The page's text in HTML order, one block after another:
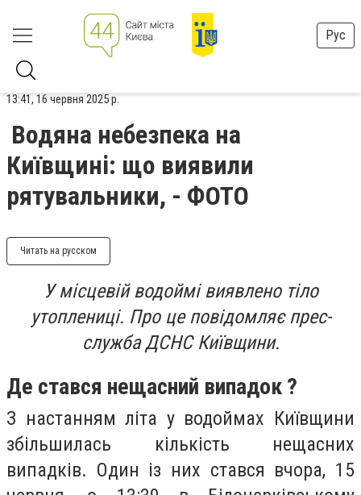
Рус
13:41, 16 червня 2025 р.
Водяна небезпека на
Київщині: що виявили
рятувальники, - ФОТО
Читать на русском
У місцевій водоймі виявлено тіло
утоплениці. Про це повідомляє прес-
служба ДСНС Київщини.
Де стався нещасний випадок ?
З настанням літа у водоймах Київщини
збільшилась кількість нещасних
випадків. Один із них стався вчора, 15